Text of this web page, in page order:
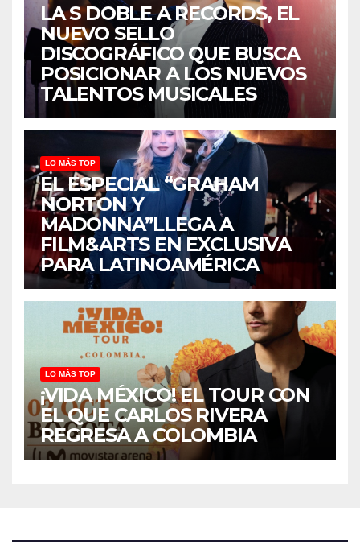
LA S DOBLE A RECORDS, EL
NUEVO SELLO
DISCOGRÁFICO QUE BUSCA
POSICIONAR A LOS NUEVOS
TALENTOS MUSICALES
LO MÁS TOP
EL ESPECIAL “GRAHAM
NORTON Y
MADONNA”LLEGA A
FILM&ARTS EN EXCLUSIVA
PARA LATINOAMÉRICA
LO MÁS TOP
¡VIDA MÉXICO! EL TOUR CON
EL QUE CARLOS RIVERA
REGRESA A COLOMBIA